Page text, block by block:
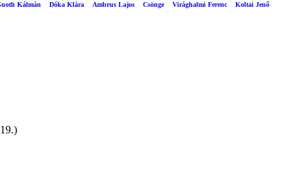
Kálmán Dóka Klára Ambrus Lajos Csönge Virághalmi Ferenc Koltai Jenő